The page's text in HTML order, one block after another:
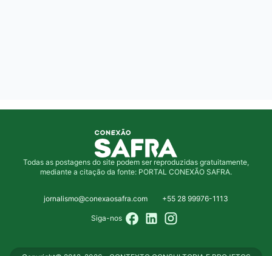
Todas as postagens do site podem ser reproduzidas gratuitamente,
mediante a citação da fonte: PORTAL CONEXÃO SAFRA.
jornalismo@conexaosafra.com +55 28 99976-1113
Siga-nos